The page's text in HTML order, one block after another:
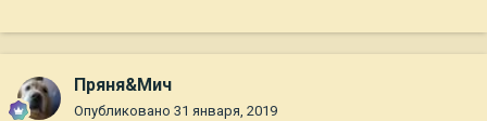
Пряня&Мич
Опубликовано 31 января, 2019